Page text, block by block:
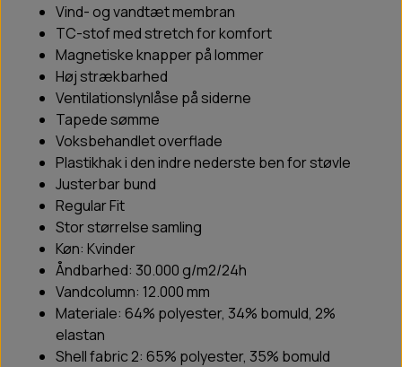
Vind- og vandtæt membran
TC-stof med stretch for komfort
Magnetiske knapper på lommer
Høj strækbarhed
Ventilationslynlåse på siderne
Tapede sømme
Voksbehandlet overflade
Plastikhak i den indre nederste ben for støvle
Justerbar bund
Regular Fit
Stor størrelse samling
Køn: Kvinder
Åndbarhed: 30.000 g/m2/24h
Vandcolumn: 12.000 mm
Materiale: 64% polyester, 34% bomuld, 2%
elastan
Shell fabric 2: 65% polyester, 35% bomuld